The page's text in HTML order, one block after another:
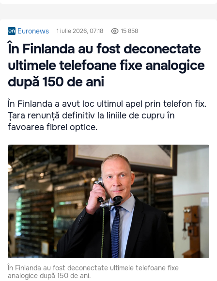
Euronews 1 iulie 2026, 07:18 15 858
În Finlanda au fost deconectate
ultimele telefoane fixe analogice
după 150 de ani
În Finlanda a avut loc ultimul apel prin telefon fix.
Țara renunță definitiv la liniile de cupru în
favoarea fibrei optice.
În Finlanda au fost deconectate ultimele telefoane fixe
analogice după 150 de ani.